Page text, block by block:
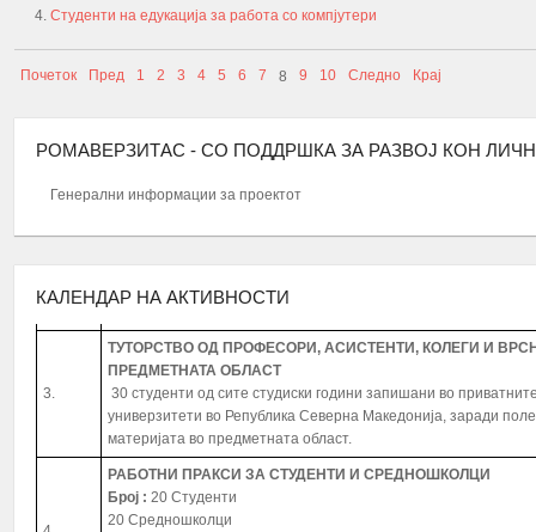
Студенти на едукација за работа со компјутери
Почеток Пред 1 2 3 4 5 6 7 8 9 10 Следно Крај
РОМАВЕРЗИТАС - СО ПОДДРШКА ЗА РАЗВОЈ КОН
Генерални информации за проектот
КАЛЕНДАР НА АКТИВНОСТИ
А К Т И В Н О С Т И
1.
ПРОМОЦИЈА И ПОТПИШУВАЊЕ НА ДОГОВОРИ СО
универзитети во Република Северна Македонија
ТУТОРСТВО ОД ПРОФЕСОРИ, АСИСТЕНТИ, КОЛЕГИ И
ПРЕДМЕТНАТА ОБЛАСТ
30 студенти од сите студиски години запишани во
универзитети во Република Северна Македонија, заради
материјата во предметната област.
РАБОТНИ ПРАКСИЗА СТУДЕНТИ И СРЕДНОШКОЛЦИ
Број: 20 Студенти
20 Средношколци